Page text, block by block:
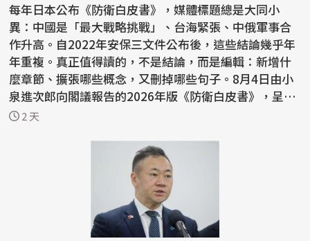
每年日本公布《防衛白皮書》，媒體標題總是大同小
異：中國是「最大戰略挑戰」、台海緊張、中俄軍事合
作升高。自2022年安保三文件公布後，這些結論幾乎年
年重複。真正值得讀的，不是結論，而是編輯：新增什
麼章節、擴張哪些概念，又刪掉哪些句子。8月4日由小
泉進次郎向閣議報告的2026年版《防衛白皮書》，呈現
一個鮮明反...
2 天